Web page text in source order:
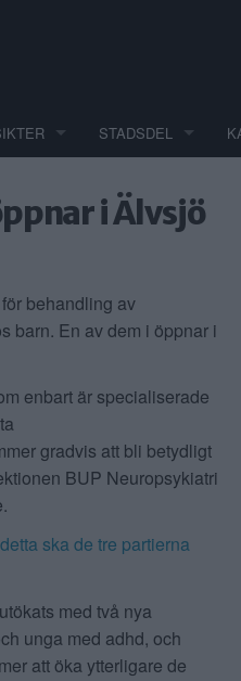
STADSDEL
i Älvsjö
behandling av
barn. En av dem i öppnar i
enbart är specialiserade
gradvis att bli betydligt
BUP Neuropsykiatri
ska de tre partierna
med två nya
unga med adhd, och
att öka ytterligare de